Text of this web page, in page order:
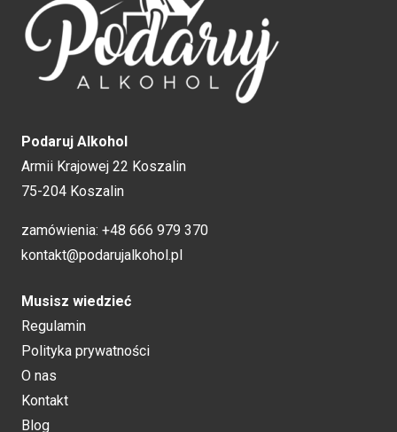
Podaruj Alkohol
Armii Krajowej 22 Koszalin
75-204 Koszalin
zamówienia: +48 666 979 370
kontakt@podarujalkohol.pl
Musisz wiedzieć
Regulamin
Polityka prywatności
O nas
Kontakt
Blog